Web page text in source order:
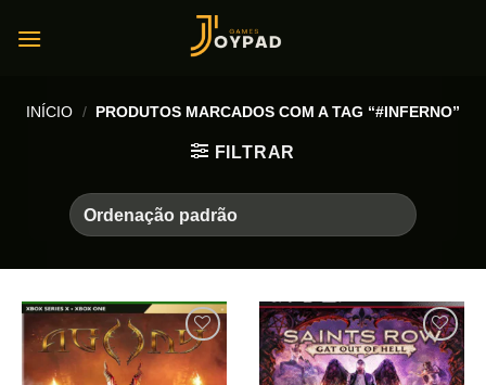
INÍCIO / PRODUTOS MARCADOS COM A TAG “#INFERNO”
FILTRAR